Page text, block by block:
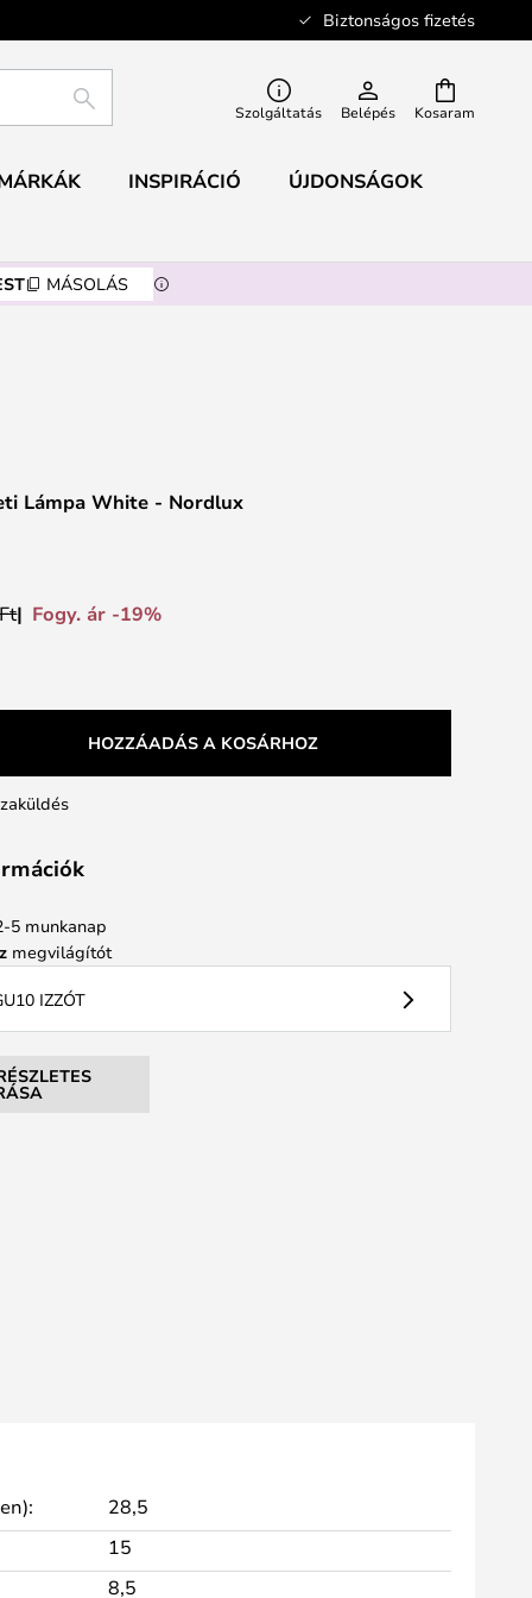
Biztonságos fizetés
Kosaram
KERESÉS Szolgáltatás Belépés
INSPIRÁCIÓ ÚJDONSÁGOK
MÁSOLÁS
Lámpa White - Nordlux
Fogy. ár -19%
HOZZÁADÁS A KOSÁRHOZ
5 munkanap
megvilágítót
IZZÓT
28,5
15
8,5